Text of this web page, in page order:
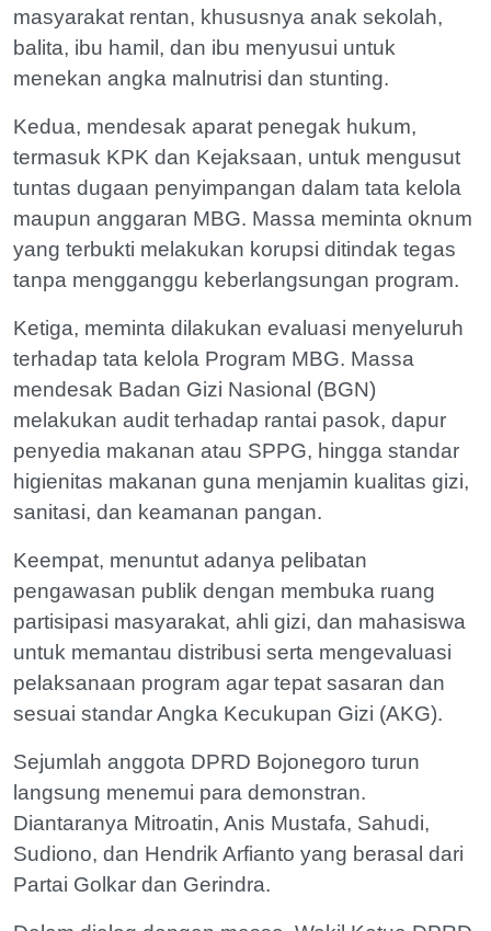
masyarakat rentan, khususnya anak sekolah,
balita, ibu hamil, dan ibu menyusui untuk
menekan angka malnutrisi dan stunting.
Kedua, mendesak aparat penegak hukum,
termasuk KPK dan Kejaksaan, untuk mengusut
tuntas dugaan penyimpangan dalam tata kelola
maupun anggaran MBG. Massa meminta oknum
yang terbukti melakukan korupsi ditindak tegas
tanpa mengganggu keberlangsungan program.
Ketiga, meminta dilakukan evaluasi menyeluruh
terhadap tata kelola Program MBG. Massa
mendesak Badan Gizi Nasional (BGN)
melakukan audit terhadap rantai pasok, dapur
penyedia makanan atau SPPG, hingga standar
higienitas makanan guna menjamin kualitas gizi,
sanitasi, dan keamanan pangan.
Keempat, menuntut adanya pelibatan
pengawasan publik dengan membuka ruang
partisipasi masyarakat, ahli gizi, dan mahasiswa
untuk memantau distribusi serta mengevaluasi
pelaksanaan program agar tepat sasaran dan
sesuai standar Angka Kecukupan Gizi (AKG).
Sejumlah anggota DPRD Bojonegoro turun
langsung menemui para demonstran.
Diantaranya Mitroatin, Anis Mustafa, Sahudi,
Sudiono, dan Hendrik Arfianto yang berasal dari
Partai Golkar dan Gerindra.